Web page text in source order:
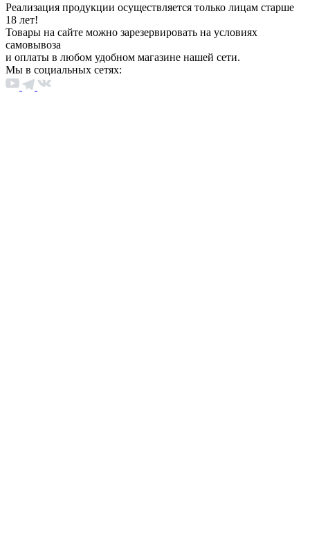
Реализация продукции осуществляется только лицам старше
18 лет!
Товары на сайте можно зарезервировать на условиях
самовывоза
и оплаты в любом удобном магазине нашей сети.
Мы в социальных сетях: